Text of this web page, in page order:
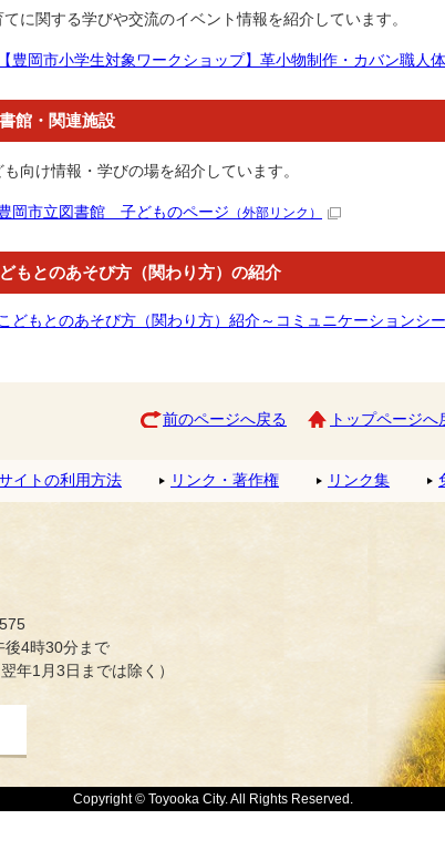
に関する学びや交流のイベント情報を紹介しています。
【豊岡市小学生対象ワークショップ】革小物制作・カバン職人
館・関連施設
向け情報・学びの場を紹介しています。
岡市立図書館 子どものページ （外部リンク）
もとのあそび方（関わり方）の紹介
どもとのあそび方（関わり方）紹介～コミュニケーションシ
前のページへ戻る トップページへ
イトの利用方法 リンク・著作権 リンク集
後4時30分まで
年1月3日までは除く）
Copyright © Toyooka City. All Rights Reserved.